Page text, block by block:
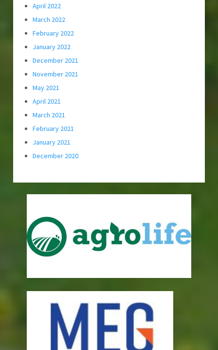
April 2022
March 2022
February 2022
January 2022
December 2021
November 2021
May 2021
April 2021
March 2021
February 2021
January 2021
December 2020